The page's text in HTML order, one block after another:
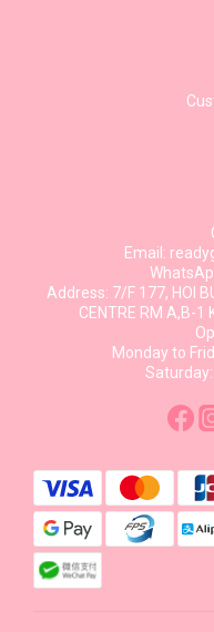
Email:
Address: 7/F 177, HOI
CENTRE RM A,B-
Monday to